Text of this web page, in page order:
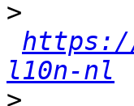
>
l10n-nl
>